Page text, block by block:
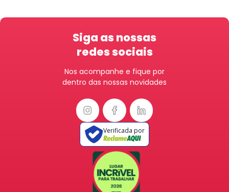
Siga as nossas
redes sociais
Nos acompanhe e fique por
dentro das nossas novidades
Verificada por